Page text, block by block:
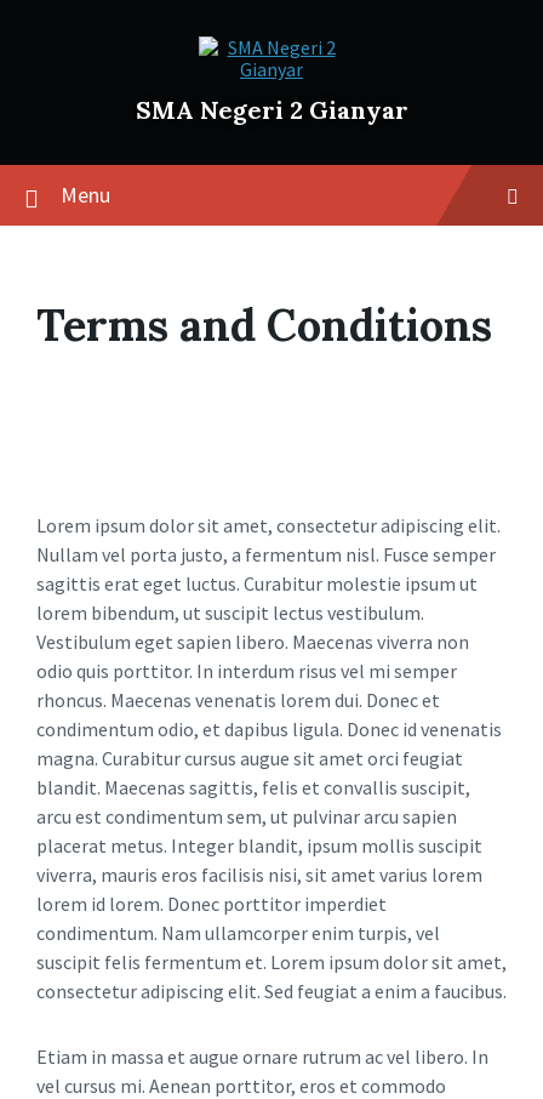
SMA Negeri 2 Gianyar
Menu
Terms and Conditions
Lorem ipsum dolor sit amet, consectetur adipiscing elit.
Nullam vel porta justo, a fermentum nisl. Fusce semper
sagittis erat eget luctus. Curabitur molestie ipsum ut
lorem bibendum, ut suscipit lectus vestibulum.
Vestibulum eget sapien libero. Maecenas viverra non
odio quis porttitor. In interdum risus vel mi semper
rhoncus. Maecenas venenatis lorem dui. Donec et
condimentum odio, et dapibus ligula. Donec id venenatis
magna. Curabitur cursus augue sit amet orci feugiat
blandit. Maecenas sagittis, felis et convallis suscipit,
arcu est condimentum sem, ut pulvinar arcu sapien
placerat metus. Integer blandit, ipsum mollis suscipit
viverra, mauris eros facilisis nisi, sit amet varius lorem
lorem id lorem. Donec porttitor imperdiet
condimentum. Nam ullamcorper enim turpis, vel
suscipit felis fermentum et. Lorem ipsum dolor sit amet,
consectetur adipiscing elit. Sed feugiat a enim a faucibus.
Etiam in massa et augue ornare rutrum ac vel libero. In
vel cursus mi. Aenean porttitor, eros et commodo